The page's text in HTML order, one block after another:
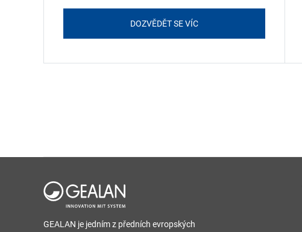
DOZVĚDĚT SE VÍC
GEALAN je jedním z předních evropských